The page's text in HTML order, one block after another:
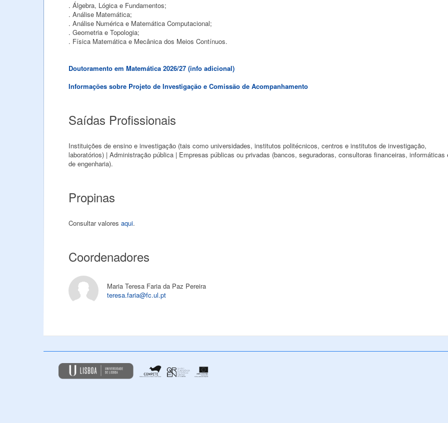
. Álgebra, Lógica e Fundamentos;
. Análise Matemática;
. Análise Numérica e Matemática Computacional;
. Geometria e Topologia;
. Física Matemática e Mecânica dos Meios Contínuos.
Doutoramento em Matemática 2026/27 (info adicional)
Informações sobre Projeto de Investigação e Comissão de Acompanhamento
Saídas Profissionais
Instituições de ensino e investigação (tais como universidades, institutos politécnicos, centros e institutos de investigação,
laboratórios) | Administração pública | Empresas públicas ou privadas (bancos, seguradoras, consultoras financeiras, informáticas
de engenharia).
Propinas
Consultar valores aqui.
Coordenadores
Maria Teresa Faria da Paz Pereira
teresa.faria@fc.ul.pt